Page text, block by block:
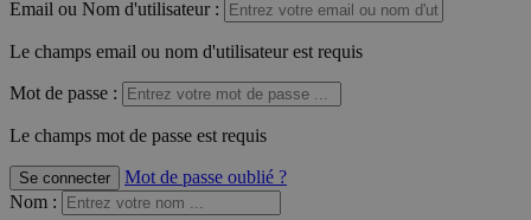
Email ou Nom d'utilisateur :
Le champs email ou nom d'utilisateur est requis
Mot de passe :
Le champs mot de passe est requis
Se connecter
Mot de passe oublié ?
Nom :